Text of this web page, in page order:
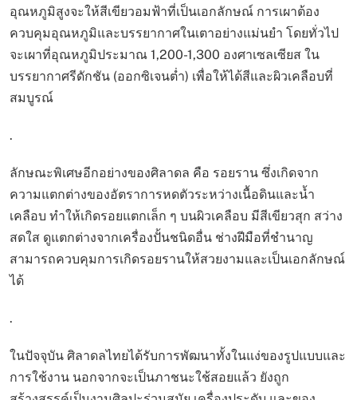
อุณหภูมิสูงจะให้สีเขียวอมฟ้าที่เป็นเอกลักษณ์ การเผาต้อง
ควบคุมอุณหภูมิและบรรยากาศในเตาอย่างแม่นยำ โดยทั่วไป
จะเผาที่อุณหภูมิประมาณ 1,200-1,300 องศาเซลเซียส ใน
บรรยากาศรีดักชัน (ออกซิเจนต่ำ) เพื่อให้ได้สีและผิวเคลือบที่
สมบูรณ์
.
ลักษณะพิเศษอีกอย่างของศิลาดล คือ รอยราน ซึ่งเกิดจาก
ความแตกต่างของอัตราการหดตัวระหว่างเนื้อดินและน้ำ
เคลือบ ทำให้เกิดรอยแตกเล็ก ๆ บนผิวเคลือบ มีสีเขียวสุก สว่าง
สดใส ดูแตกต่างจากเครื่องปั้นชนิดอื่น ช่างฝีมือที่ชำนาญ
สามารถควบคุมการเกิดรอยรานให้สวยงามและเป็นเอกลักษณ์
ได้
.
ในปัจจุบัน ศิลาดลไทยได้รับการพัฒนาทั้งในแง่ของรูปแบบและ
การใช้งาน นอกจากจะเป็นภาชนะใช้สอยแล้ว ยังถูก